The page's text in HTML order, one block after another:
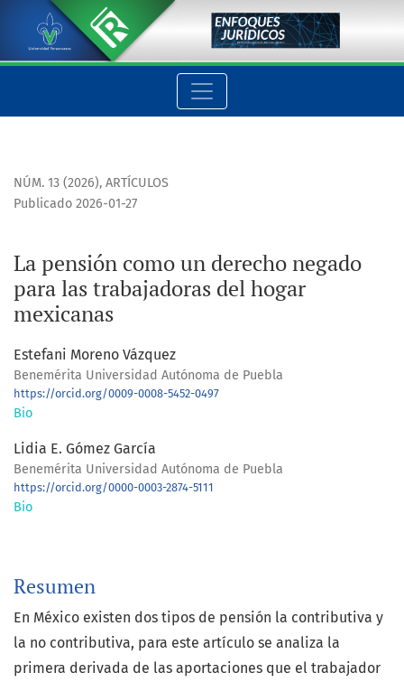
La pensión como un derecho negado para las trabajadoras
NÚM. 13 (2026), ARTÍCULOS
La pensión como un derecho negado
para las trabajadoras del hogar
mexicanas
Publicado 2026-01-27
Estefani Moreno Vázquez
Benemérita Universidad Autónoma de Puebla
https://orcid.org/0009-0008-5452-0497
Bio
Lidia E. Gómez García
Benemérita Universidad Autónoma de Puebla
https://orcid.org/0000-0003-2874-5111
Bio
Resumen
En México existen dos tipos de pensión la contributiva y
la no contributiva, para este artículo se analiza la
primera derivada de las aportaciones que el trabajador